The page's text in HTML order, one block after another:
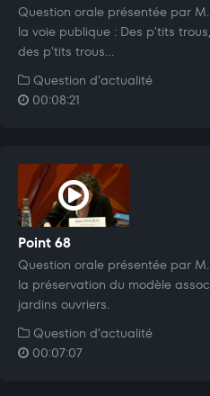
Question orale présentée par
la voie publique : Des p'tits
des p'tits trous...
Question d’actualité
00:08:21
Point 68
Question orale présentée par
la préservation du modèle
jardins ouvriers.
Question d’actualité
00:07:07